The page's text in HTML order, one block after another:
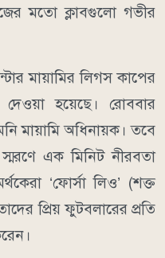
মতো ক্লাবগুলো গভীর
মায়ামির লিগস কাপের
দেওয়া হয়েছে। রোববার
মায়ামি অধিনায়ক। তবে
এক মিনিট নীরবতা
‘ফোর্সা লিও’ (শক্ত
প্রিয় ফুটবলারের প্রতি